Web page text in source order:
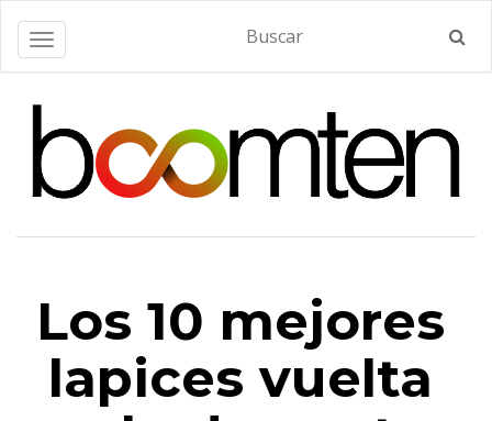
Alternar navegación
Los 10 mejores
lapices vuelta